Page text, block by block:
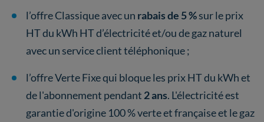
l’offre Classique avec un rabais de 5 %sur le prix
HT du kWh HT d’électricité et/ou de gaz naturel
avec un service client téléphonique ;
l’offre Verte Fixe qui bloque les prix HT du kWh et
de l'abonnement pendant 2 ans. L'électricité est
garantie d'origine 100 % verte et française et le gaz